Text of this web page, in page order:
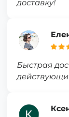
доставку!
Быстрая